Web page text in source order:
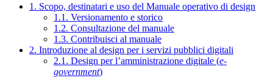
1. Scopo, destinatari e uso del Manuale operativo di design
1.1. Versionamento e storico
1.2. Consultazione del manuale
1.3. Contribuisci al manuale
2. Introduzione al design per i servizi pubblici digitali
2.1. Design per l’amministrazione digitale (e-
government)